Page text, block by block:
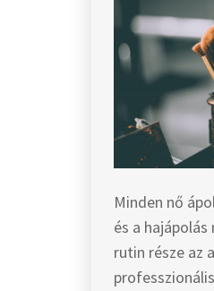
Minden nő
és a
rutin része az